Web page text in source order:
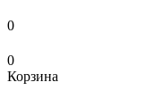
0
0
Корзина